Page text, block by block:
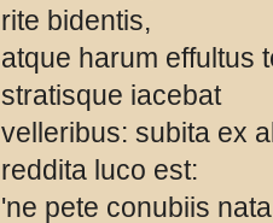
rite bidentis,
atque harum effultus
stratisque iacebat
velleribus: subita ex
reddita luco est:
'ne pete conubiis